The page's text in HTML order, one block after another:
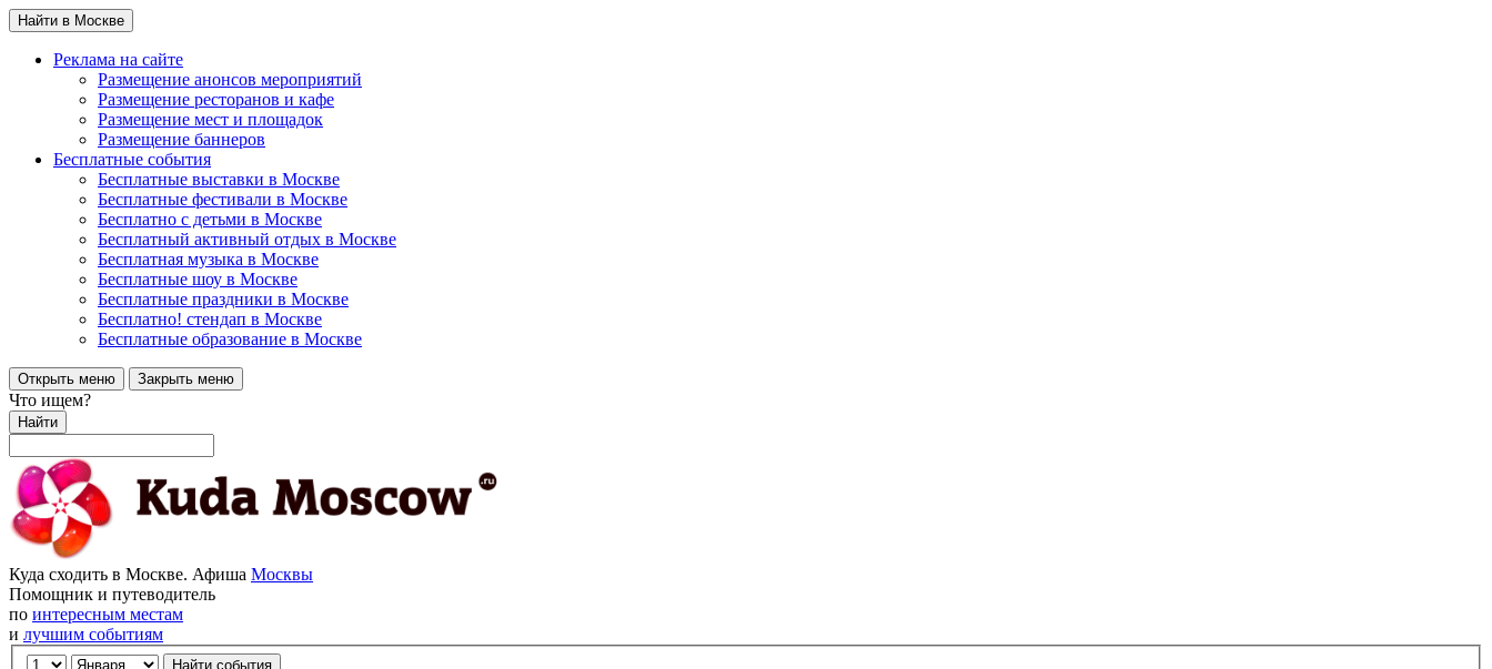
Найти в Москве
Реклама на сайте
Размещение анонсов мероприятий
Размещение ресторанов и кафе
Размещение мест и площадок
Размещение баннеров
Бесплатные события
Бесплатные выставки в Москве
Бесплатные фестивали в Москве
Бесплатно с детьми в Москве
Бесплатный активный отдых в Москве
Бесплатная музыка в Москве
Бесплатные шоу в Москве
Бесплатные праздники в Москве
Бесплатно! стендап в Москве
Бесплатные образование в Москве
Открыть меню Закрыть меню
Что ищем?
Найти
Куда сходить в Москве. Афиша Москвы
Помощник и путеводитель
по интересным местам
и лучшим событиям